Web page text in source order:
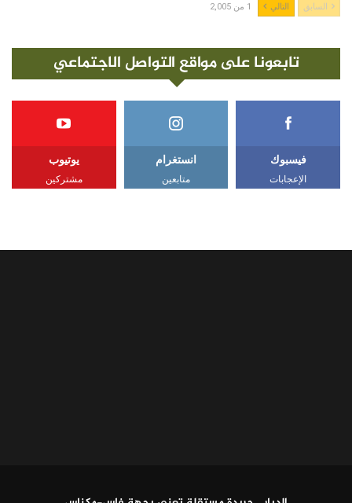
السابق التالي 1 من 2,005
تابعونا على مواقع التواصل الاجتماعي
فيسبوك
الإعجابات
انستغرام
متابعين
يوتيوب
مشتركين